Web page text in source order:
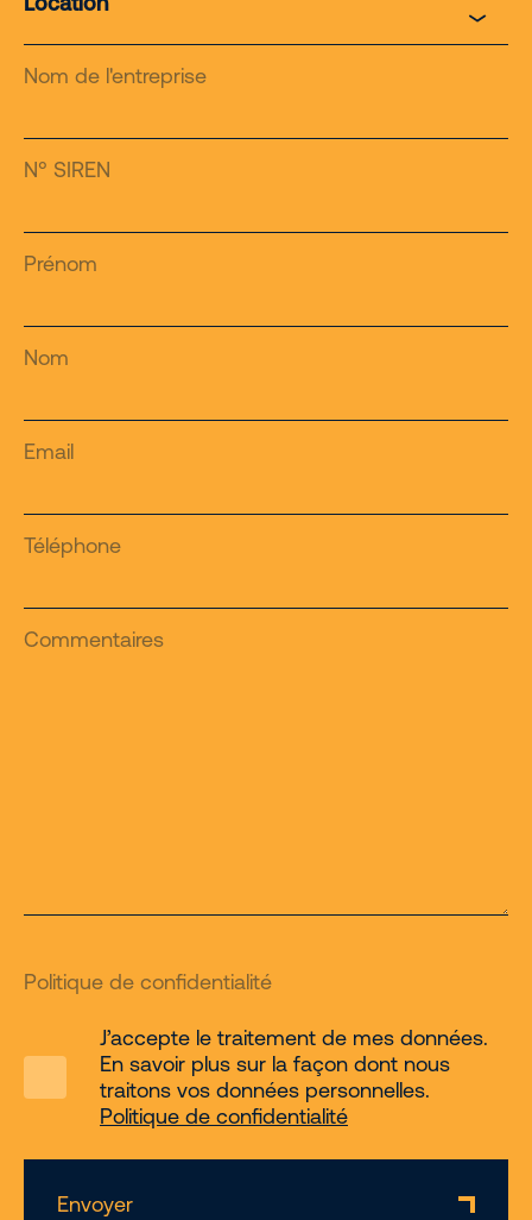
Nom de l'entreprise
N° SIREN
Prénom
Nom
Email
Téléphone
Commentaires
Politique de confidentialité
J’accepte le traitement de mes données.
En savoir plus sur la façon dont nous
traitons vos données personnelles.
Politique de confidentialité
Envoyer